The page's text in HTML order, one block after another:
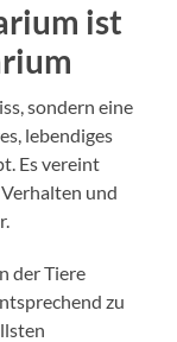
ist
sondern eine
lebendiges
Es vereint
und
der Tiere
zu